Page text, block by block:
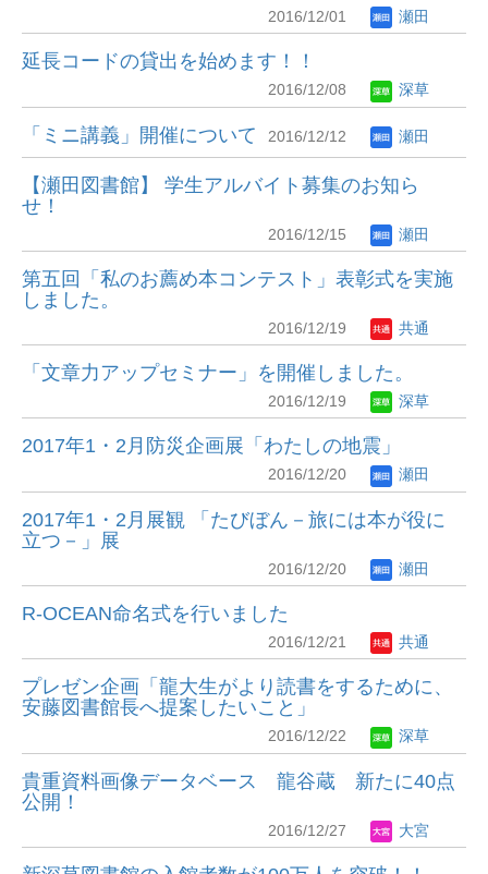
2016/12/01 瀬田
延長コードの貸出を始めます！！
2016/12/08 深草
「ミニ講義」開催について 2016/12/12 瀬田
【瀬田図書館】 学生アルバイト募集のお知ら
せ！
2016/12/15 瀬田
第五回「私のお薦め本コンテスト」表彰式を実施
しました。
2016/12/19 共通
「文章力アップセミナー」を開催しました。
2016/12/19 深草
2017年1・2月防災企画展「わたしの地震」
2016/12/20 瀬田
2017年1・2月展観 「たびぼん－旅には本が役に
立つ－」展
2016/12/20 瀬田
R-OCEAN命名式を行いました
2016/12/21 共通
プレゼン企画「龍大生がより読書をするために、
安藤図書館長へ提案したいこと」
2016/12/22 深草
貴重資料画像データベース 龍谷蔵 新たに40点
公開！
2016/12/27 大宮